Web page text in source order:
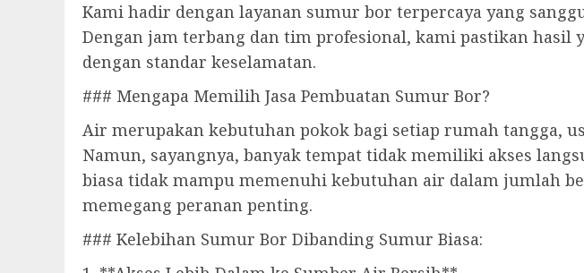
Kami hadir dengan layanan sumur bor terpercaya yang
Dengan jam terbang dan tim profesional, kami pastikan hasil
dengan standar keselamatan.
### Mengapa Memilih Jasa Pembuatan Sumur Bor?
Air merupakan kebutuhan pokok bagi setiap rumah tangga,
Namun, sayangnya, banyak tempat tidak memiliki akses
biasa tidak mampu memenuhi kebutuhan air dalam jumlah
memegang peranan penting.
### Kelebihan Sumur Bor Dibanding Sumur Biasa: